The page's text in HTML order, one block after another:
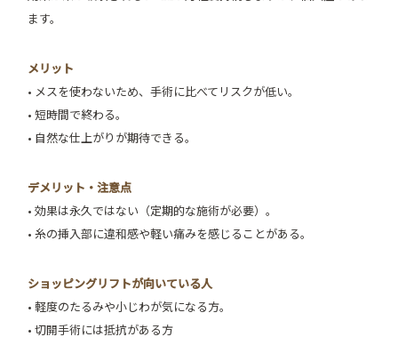
ます。
メリット
• メスを使わないため、手術に比べてリスクが低い。
• 短時間で終わる。
• 自然な仕上がりが期待できる。
デメリット・注意点
• 効果は永久ではない（定期的な施術が必要）。
• 糸の挿入部に違和感や軽い痛みを感じることがある。
ショッピングリフトが向いている人
• 軽度のたるみや小じわが気になる方。
• 切開手術には抵抗がある方